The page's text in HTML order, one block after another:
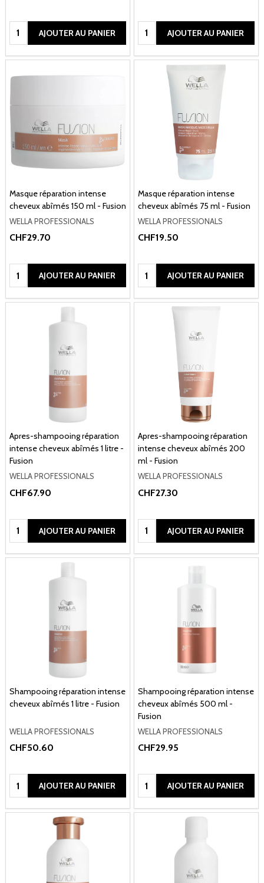
Quantité:AJOUTER AU PANIER Quantité:AJOUTER AU PANIER
Masque réparation intense
cheveux abîmés 150 ml - Fusion
WELLA PROFESSIONALS
CHF29.70
Quantité:AJOUTER AU PANIER
Masque réparation intense
cheveux abîmés 75 ml - Fusion
WELLA PROFESSIONALS
CHF19.50
Quantité:AJOUTER AU PANIER
Apres-shampooing réparation
intense cheveux abîmés 1 litre -
Fusion
WELLA PROFESSIONALS
CHF67.90
Quantité:AJOUTER AU PANIER
Apres-shampooing réparation
intense cheveux abîmés 200
ml - Fusion
WELLA PROFESSIONALS
CHF27.30
Quantité:AJOUTER AU PANIER
Shampooing réparation intense
cheveux abîmés 1 litre - Fusion
WELLA PROFESSIONALS
CHF50.60
Quantité:AJOUTER AU PANIER
Shampooing réparation intense
cheveux abîmés 500 ml -
Fusion
WELLA PROFESSIONALS
CHF29.95
Quantité:AJOUTER AU PANIER